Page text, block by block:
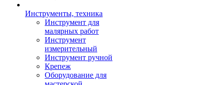
Инструменты, техника
Инструмент для
малярных работ
Инструмент
измерительный
Инструмент ручной
Крепеж
Оборудование для